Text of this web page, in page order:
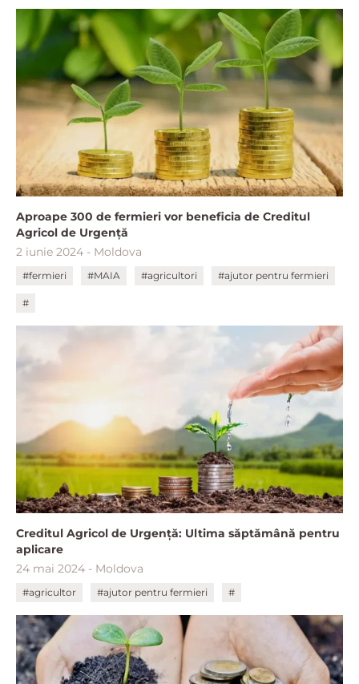
Aproape 300 de fermieri vor beneficia de Creditul
Agricol de Urgență
2 iunie 2024 - Moldova
#fermieri #MAIA #agricultori #ajutor pentru fermieri
#
Creditul Agricol de Urgență: Ultima săptămână pentru
aplicare
24 mai 2024 - Moldova
#agricultor #ajutor pentru fermieri #